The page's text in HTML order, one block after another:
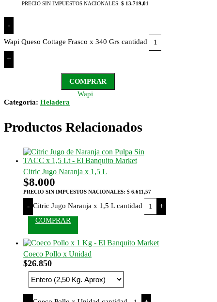
PRECIO SIN IMPUESTOS NACIONALES:$ 13.719,01
-
Wapi Queso Cottage Frasco x 340 Grs cantidad
+
COMPRAR
Wapi
Categoría: Heladera
Productos Relacionados
Citric Jugo Naranja x 1,5 L
$8.000
PRECIO SIN IMPUESTOS NACIONALES: $ 6.611,57
- Citric Jugo Naranja x 1,5 L cantidad +
COMPRAR
Coeco Pollo x Unidad
$26.850